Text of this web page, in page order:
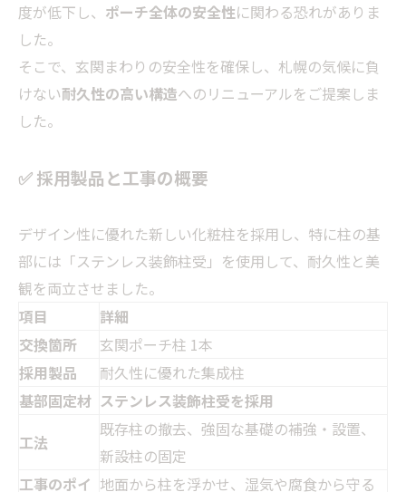
度が低下し、 ポーチ全体の安全性に関わる恐れがありま
した。
そこで、玄関まわりの安全性を確保し、札幌の気候に負
けない耐久性の高い構造へのリニューアルをご提案しま
した。
✅ 採用製品と工事の概要
デザイン性に優れた新しい化粧柱を採用し、特に柱の基
部には「ステンレス装飾柱受」を使用して、耐久性と美
観を両立させました。
項目
詳細
交換箇所
玄関ポーチ柱 1本
採用製品
耐久性に優れた集成柱
基部固定材 ステンレス装飾柱受を採用
工法
既存柱の撤去、強固な基礎の補強・設置、
新設柱の固定
工事のポイ 地面から柱を浮かせ、湿気や腐食から守る